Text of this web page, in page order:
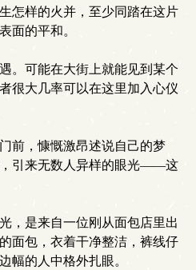
怎样的火并，至少同踏在这片
面的平和。
。可能在大街上就能见到某个
很大几率可以在这里加入心仪
前，慷慨激昂述说自己的梦
引来无数人异样的眼光——这
，是来自一位刚从面包店里出
面包，衣着干净整洁，裤线仔
幅的人中格外扎眼。